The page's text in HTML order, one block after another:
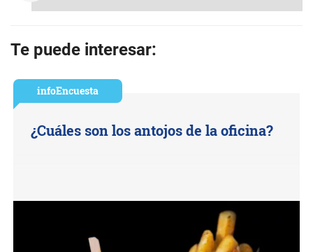
Te puede interesar:
infoEncuesta
¿Cuáles son los antojos de la oficina?